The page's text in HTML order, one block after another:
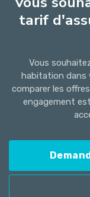
tarif
Vous
habitation dans
comparer les
engagement